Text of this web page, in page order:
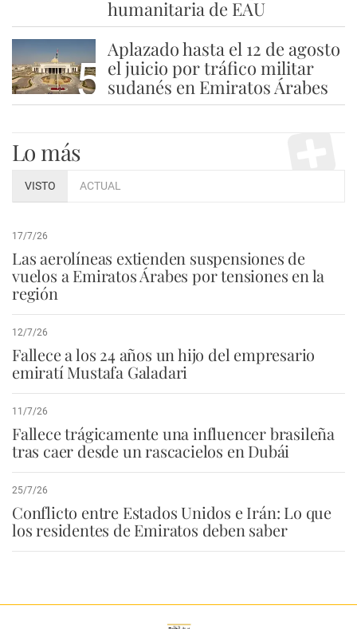
humanitaria de EAU
5
Aplazado hasta el 12 de agosto
el juicio por tráfico militar
sudanés en Emiratos Árabes
Lo más
VISTO ACTUAL
17/7/26
Las aerolíneas extienden suspensiones de
vuelos a Emiratos Árabes por tensiones en la
región
12/7/26
Fallece a los 24 años un hijo del empresario
emiratí Mustafa Galadari
11/7/26
Fallece trágicamente una influencer brasileña
tras caer desde un rascacielos en Dubái
25/7/26
Conflicto entre Estados Unidos e Irán: Lo que
los residentes de Emiratos deben saber